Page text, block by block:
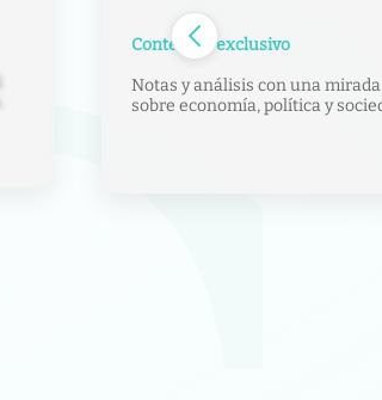
Contenido exclusivo
Notas y análisis con una
sobre economía, política y